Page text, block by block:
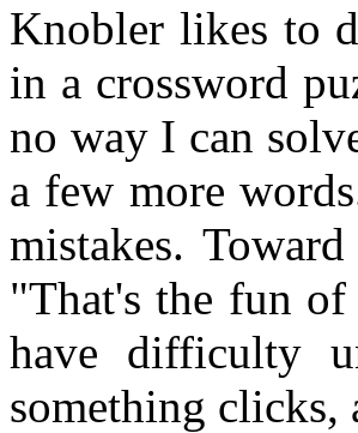
Knobler likes to
in a crossword
no way I can
a few more
mistakes.
"That's the fun of
have difficulty
something